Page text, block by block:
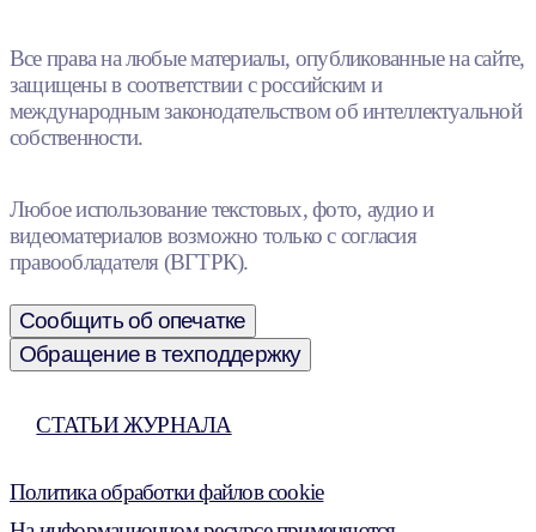
Все права на любые материалы, опубликованные на сайте,
защищены в соответствии с российским и
международным законодательством об интеллектуальной
собственности.
Любое использование текстовых, фото, аудио и
видеоматериалов возможно только с согласия
правообладателя (ВГТРК).
Сообщить об опечатке
Обращение в техподдержку
СТАТЬИ ЖУРНАЛА
Политика обработки файлов cookie